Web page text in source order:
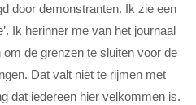
door demonstranten. Ik zie een
Ik herinner me van het journaal
de grenzen te sluiten voor de
Dat valt niet te rijmen met
dat iedereen hier velkommen is.